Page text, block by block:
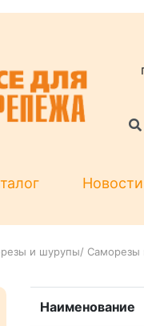
Новости
и шурупы/ Саморезы
Наименование